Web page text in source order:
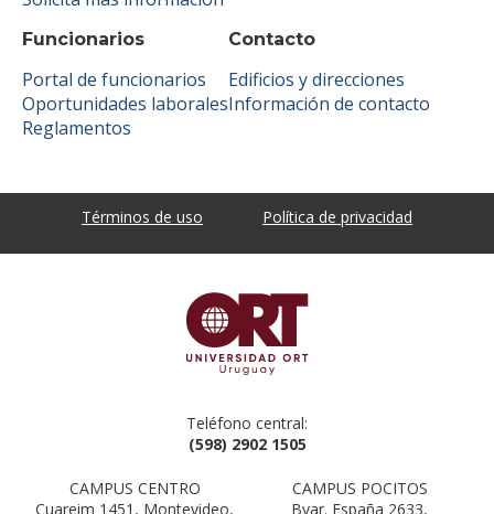
Funcionarios
Portal de funcionarios
Oportunidades laborales
Reglamentos
Contacto
Edificios y direcciones
Información de contacto
Términos de uso Política de privacidad
Teléfono central:
(598) 2902 1505
CAMPUS CENTRO
Cuareim 1451, Montevideo,
CAMPUS POCITOS
Bvar. España 2633,